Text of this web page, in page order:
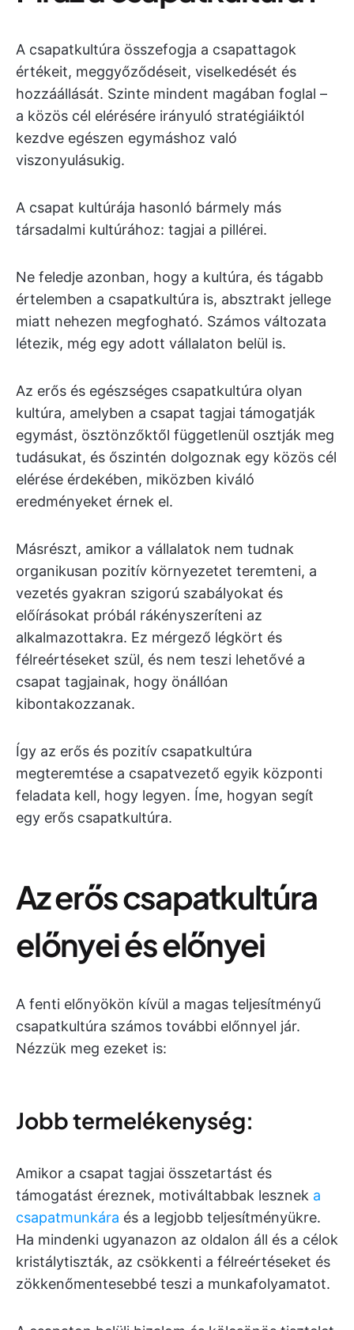
A csapatkultúra összefogja a csapattagok
értékeit, meggyőződéseit, viselkedését és
hozzáállását. Szinte mindent magában foglal –
a közös cél elérésére irányuló stratégiáiktól
kezdve egészen egymáshoz való
viszonyulásukig.
A csapat kultúrája hasonló bármely más
társadalmi kultúrához: tagjai a pillérei.
Ne feledje azonban, hogy a kultúra, és tágabb
értelemben a csapatkultúra is, absztrakt jellege
miatt nehezen megfogható. Számos változata
létezik, még egy adott vállalaton belül is.
Az erős és egészséges csapatkultúra olyan
kultúra, amelyben a csapat tagjai támogatják
egymást, ösztönzőktől függetlenül osztják meg
tudásukat, és őszintén dolgoznak egy közös cél
elérése érdekében, miközben kiváló
eredményeket érnek el.
Másrészt, amikor a vállalatok nem tudnak
organikusan pozitív környezetet teremteni, a
vezetés gyakran szigorú szabályokat és
előírásokat próbál rákényszeríteni az
alkalmazottakra. Ez mérgező légkört és
félreértéseket szül, és nem teszi lehetővé a
csapat tagjainak, hogy önállóan
kibontakozzanak.
Így az erős és pozitív csapatkultúra
megteremtése a csapatvezető egyik központi
feladata kell, hogy legyen. Íme, hogyan segít
egy erős csapatkultúra.
Az erős csapatkultúra
előnyei és előnyei
A fenti előnyökön kívül a magas teljesítményű
csapatkultúra számos további előnnyel jár.
Nézzük meg ezeket is:
Jobb termelékenység:
Amikor a csapat tagjai összetartást és
támogatást éreznek, motiváltabbak lesznek a
csapatmunkára és a legjobb teljesítményükre.
Ha mindenki ugyanazon az oldalon áll és a célok
kristálytiszták, az csökkenti a félreértéseket és
zökkenőmentesebbé teszi a munkafolyamatot.